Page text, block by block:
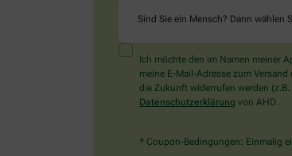
Sind Sie ein Mensch? Dann wählen
Ich möchte den im Namen meiner
meine E-Mail-Adresse zum
die Zukunft widerrufen werden
Datenschutzerklärung von AHD.
* Coupon-Bedingungen: Einmalig